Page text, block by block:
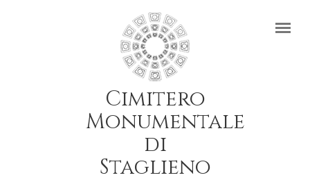
Cimitero
Monumentale
di
Staglieno